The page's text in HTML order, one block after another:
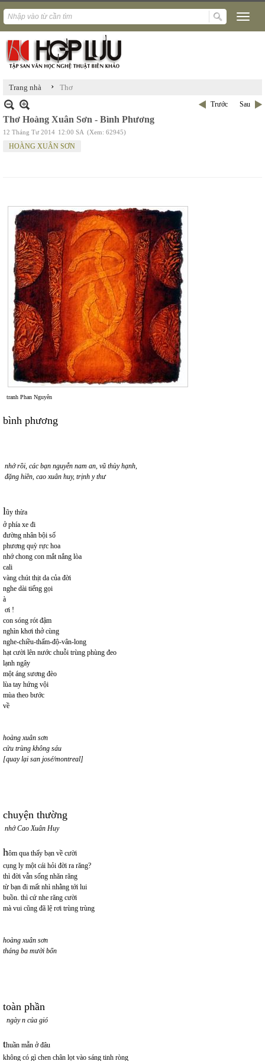
Trang nhà › Thơ
Trước Sau
Thơ Hoàng Xuân Sơn - Bình Phương
12 Tháng Tư 2014 12:00 SA (Xem: 62945)
HOÀNG XUÂN SƠN
tranh Phan Nguyên
bình phương
nhớ rồi, các bạn nguyễn nam an, vũ thùy hạnh,
đặng hiền, cao xuân huy, trịnh y thư
lũy thừa
ở phía xe đi
đường nhân bội số
phương quỳ rực hoa
nhớ chong con mắt nắng lòa
cali
vàng chút thịt da của đời
nghe dài tiếng gọi
à
ơi !
con sóng rót đậm
nghìn khơi thở cùng
nghe-chiều-thấm-độ-vân-long
hạt cười lên nước chuỗi trùng phùng đeo
lạnh ngây
một áng sương đèo
lùa tay hứng vội
mùa theo bước
về
hoàng xuân sơn
cửu trùng không sáu
[quay lại san josé/montreal]
chuyện thường
nhớ Cao Xuân Huy
hôm qua thấy bạn về cười
cụng ly một cái hỏi đời ra răng?
thì đời vẫn sống nhăn răng
từ bạn đi mất nhì nhằng tới lui
buồn. thì cứ nhe răng cười
mà vui cũng đã lệ rơi trùng trùng
hoàng xuân sơn
tháng ba mười bốn
toàn phần
ngày n của gió
thuần mẫn ở đâu
không có gì chen chân lọt vào sáng tinh ròng